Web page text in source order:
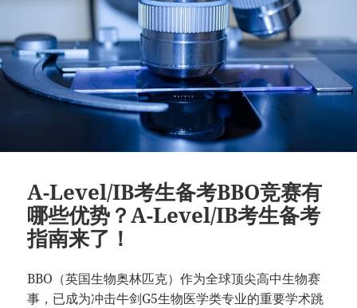
A-Level/IB考生备考BBO竞赛有
哪些优势？A-Level/IB考生备考
指南来了！
BBO（英国生物奥林匹克）作为全球顶尖高中生物赛
事，已成为冲击牛剑G5生物医学类专业的重要学术跳